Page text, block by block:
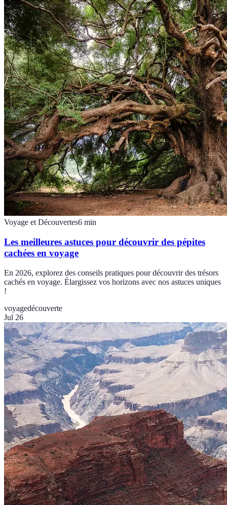
Voyage et Découvertes6 min
Les meilleures astuces pour découvrir des pépites
cachées en voyage
En 2026, explorez des conseils pratiques pour découvrir des trésors
cachés en voyage. Élargissez vos horizons avec nos astuces uniques
!
voyagedécouverte
Jul 26